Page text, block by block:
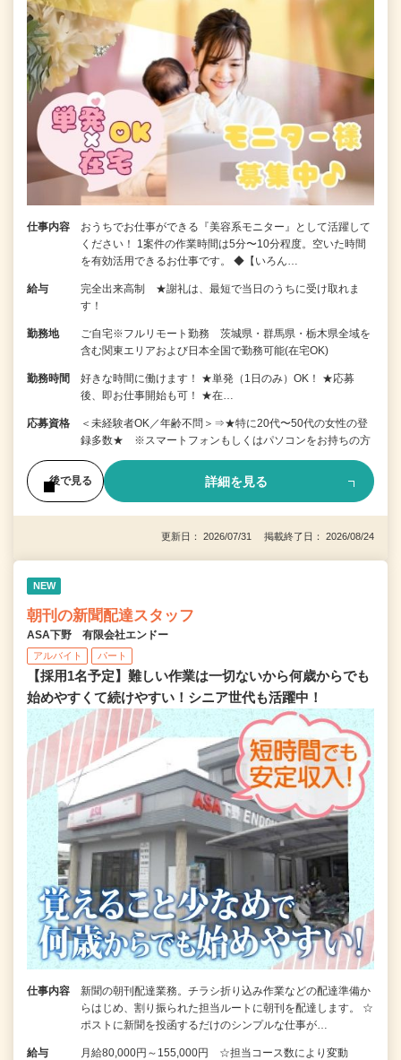
仕事内容
おうちでお仕事ができる『美容系モニター』として活躍して
ください！ 1案件の作業時間は5分〜10分程度。空いた時間
を有効活用できるお仕事です。 ◆【いろん…
給与
完全出来高制 ★謝礼は、最短で当日のうちに受け取れま
す！
勤務地
ご自宅※フルリモート勤務 茨城県・群馬県・栃木県全域を
含む関東エリアおよび日本全国で勤務可能(在宅OK)
勤務時間
好きな時間に働けます！ ★単発（1日のみ）OK！ ★応募
後、即お仕事開始も可！ ★在…
応募資格
＜未経験者OK／年齢不問＞⇒★特に20代〜50代の女性の登
録多数★ ※スマートフォンもしくはパソコンをお持ちの方
後で見る 詳細を見る
更新日： 2026/07/31 掲載終了日： 2026/08/24
NEW
朝刊の新聞配達スタッフ
ASA下野 有限会社エンドー
アルバイト パート
【採用1名予定】難しい作業は一切ないから何歳からでも
始めやすくて続けやすい！シニア世代も活躍中！
仕事内容
新聞の朝刊配達業務。チラシ折り込み作業などの配達準備か
らはじめ、割り振られた担当ルートに朝刊を配達します。 ☆
ポストに新聞を投函するだけのシンプルな仕事が…
給与
月給80,000円～155,000円 ☆担当コース数により変動